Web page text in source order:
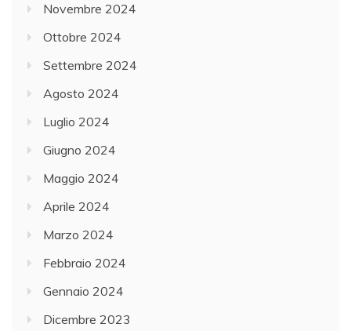
Novembre 2024
Ottobre 2024
Settembre 2024
Agosto 2024
Luglio 2024
Giugno 2024
Maggio 2024
Aprile 2024
Marzo 2024
Febbraio 2024
Gennaio 2024
Dicembre 2023